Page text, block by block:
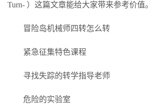
Turn- ）这篇文章能给大家带来参考价值。
冒险岛机械师四转怎么转
紧急征集特色课程
寻找失踪的转学指导老师
危险的实验室